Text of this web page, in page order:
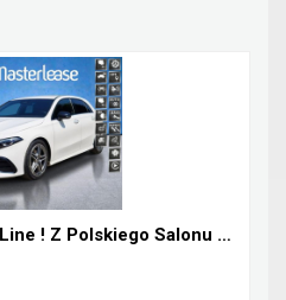
Mercedes A 200 AMG Line ! Z Polskiego Salonu ! Fak...